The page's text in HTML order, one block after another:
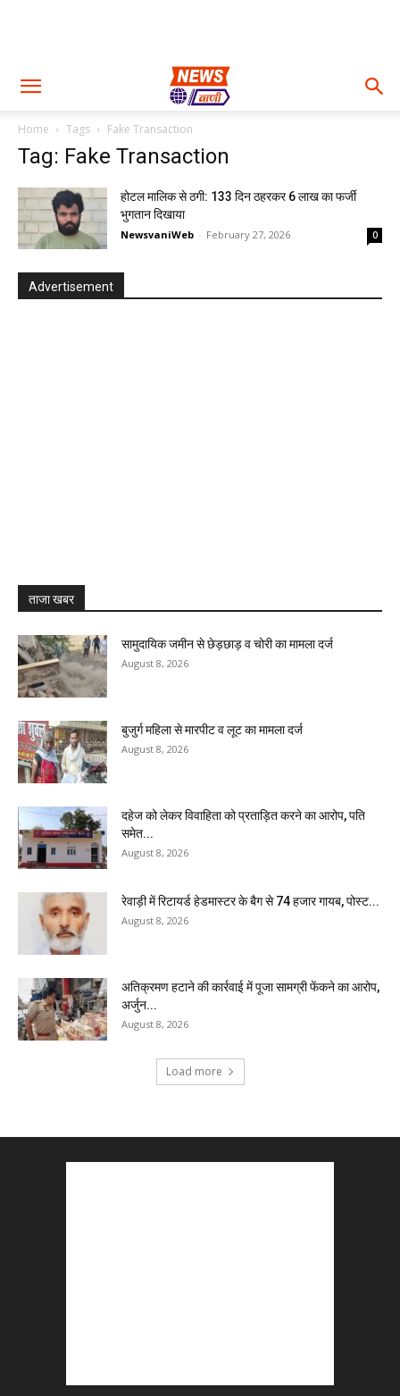
Home Tags Fake Transaction
Tag: Fake Transaction
होटल मालिक से ठगी: 133 दिन ठहरकर 6 लाख का फर्जी
भुगतान दिखाया
NewsvaniWeb - February 27, 2026 0
Advertisement
ताजा खबर
सामुदायिक जमीन से छेड़छाड़ व चोरी का मामला दर्ज
August 8, 2026
बुजुर्ग महिला से मारपीट व लूट का मामला दर्ज
August 8, 2026
दहेज को लेकर विवाहिता को प्रताड़ित करने का आरोप, पति
समेत...
August 8, 2026
रेवाड़ी में रिटायर्ड हेडमास्टर के बैग से ₹74 हजार गायब, पोस्ट...
August 8, 2026
अतिक्रमण हटाने की कार्रवाई में पूजा सामग्री फेंकने का आरोप,
अर्जुन...
August 8, 2026
Load more